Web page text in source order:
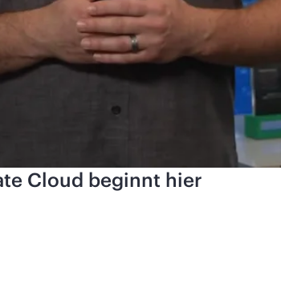
Cloud beginnt hier